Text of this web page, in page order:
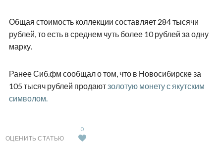
Общая стоимость коллекции составляет 284 тысячи
рублей, то есть в среднем чуть более 10 рублей за одну
марку.
Ранее Сиб.фм сообщал о том, что в Новосибирске за
105 тысяч рублей продаютзолотую монету с якутским
символом.
ОЦЕНИТЬ СТАТЬЮ
0